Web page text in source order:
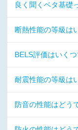
良く聞くベタ基礎
断熱性能の等級は
BELS評価はいく
耐震性能の等級は
防音の性能はどう